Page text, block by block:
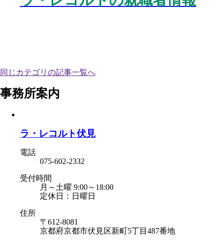
同じカテゴリの記事⼀覧へ
事務所案内
ラ・レコルト伏見
電話
075-602-2332
受付時間
月～土曜 9:00～18:00
定休日：日曜日
住所
〒612-8081
京都府京都市伏見区新町5丁目487番地